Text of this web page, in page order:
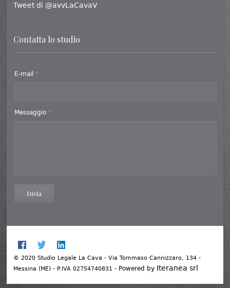
Tweet di @avvLaCavaV
Contatta lo studio
E-mail *
Messaggio *
Invia
© 2020 Studio Legale La Cava - Via Tommaso Cannizzaro, 134 -
Messina (ME) - P.IVA 02754740831 - Powered by Iteranea srl